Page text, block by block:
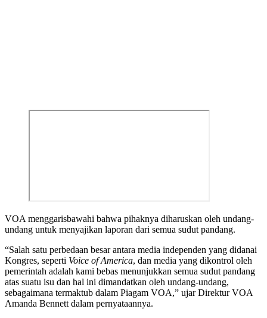
VOA menggarisbawahi bahwa pihaknya diharuskan oleh undang-
undang untuk menyajikan laporan dari semua sudut pandang.
“Salah satu perbedaan besar antara media independen yang didanai
Kongres, seperti Voice of America, dan media yang dikontrol oleh
pemerintah adalah kami bebas menunjukkan semua sudut pandang
atas suatu isu dan hal ini dimandatkan oleh undang-undang,
sebagaimana termaktub dalam Piagam VOA,” ujar Direktur VOA
Amanda Bennett dalam pernyataannya.